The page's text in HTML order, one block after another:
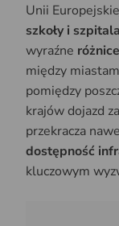
Unii
szkoły i
wyraźne różnice
między
pomiędzy
krajów dojazd
przekracza
dostępność
kluczowym